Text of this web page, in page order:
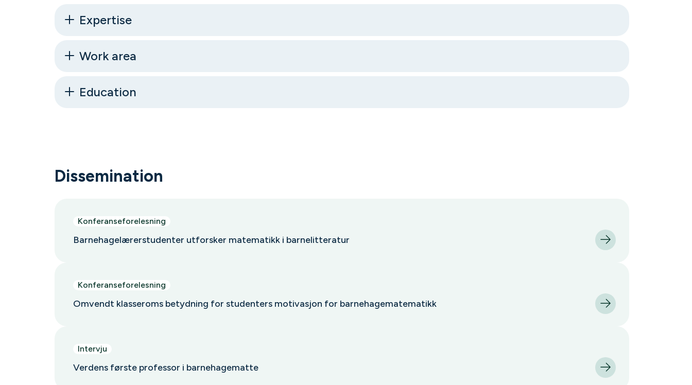
Expertise
Work area
Education
Dissemination
Konferanseforelesning
Barnehagelærerstudenter utforsker matematikk i barnelitteratur
Konferanseforelesning
Omvendt klasseroms betydning for studenters motivasjon for barnehagematematikk
Intervju
Verdens første professor i barnehagematte